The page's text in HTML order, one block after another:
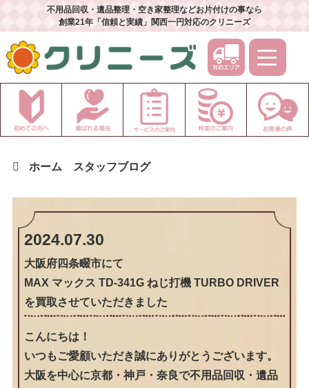
不用品回収・遺品整理・空き家整理などお片付けの事なら
創業21年「信頼と実績」関西一円対応のクリニーズ
ホーム スタッフブログ
2024.07.30
大阪府四条畷市にて
MAX マックス TD-341G ねじ打機 TURBO DRIVER
を買取させていただきました
こんにちは！
いつもご愛顧いただき誠にありがとうございます。
大阪を中心に京都・神戸・奈良で不用品回収・遺品